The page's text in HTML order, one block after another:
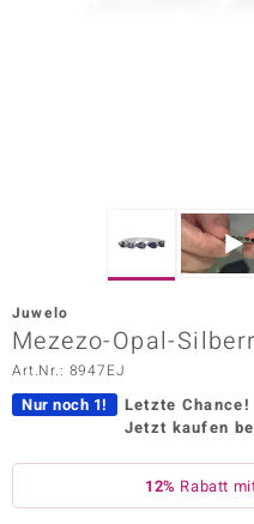
Vogue
Paraíso
Juwelo
Mezezo-Opal-
Art.Nr.: 8947EJ
Nur noch 1!
Letzte Chance!
Jetzt kaufen
12% Rabatt